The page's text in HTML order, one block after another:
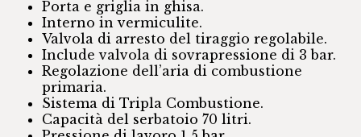
Porta e griglia in ghisa.
Interno in vermiculite.
Valvola di arresto del tiraggio regolabile.
Include valvola di sovrapressione di 3 bar.
Regolazione dell’aria di combustione
primaria.
Sistema di Tripla Combustione.
Capacità del serbatoio 70 litri.